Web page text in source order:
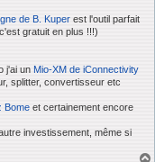
de B. Kuper est l'outil parfait
gratuit en plus !!!)
j'ai un Mio-XM de iConnectivity
splitter, convertisseur etc
Bome et certainement encore
investissement, même si